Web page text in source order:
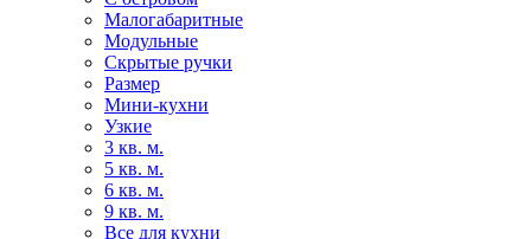
Малогабаритные
Модульные
Скрытые ручки
Размер
Мини-кухни
Узкие
3 кв. м.
5 кв. м.
6 кв. м.
9 кв. м.
Все для кухни